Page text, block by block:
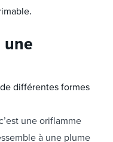
une
différentes formes
une oriflamme
à une plume